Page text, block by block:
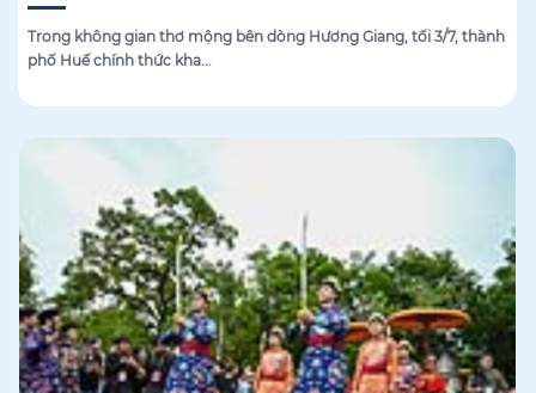
Trong không gian thơ mộng bên dòng Hương Giang, tối 3/7, thành
phố Huế chính thức kha...